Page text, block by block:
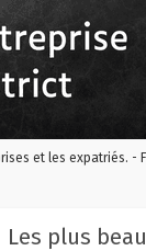
et les expatriés. -
Les plus